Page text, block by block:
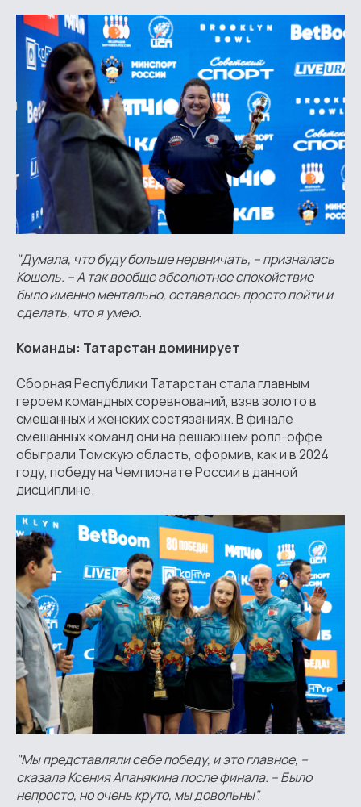
"Думала, что буду больше нервничать, – призналась
Кошель. – А так вообще абсолютное спокойствие
было именно ментально, оставалось просто пойти и
сделать, что я умею.
Команды: Татарстан доминирует
Сборная Республики Татарстан стала главным
героем командных соревнований, взяв золото в
смешанных и женских состязаниях. В финале
смешанных команд они на решающем ролл-оффе
обыграли Томскую область, оформив, как и в 2024
году, победу на Чемпионате России в данной
дисциплине.
"Мы представляли себе победу, и это главное, –
сказала Ксения Апанякина после финала. – Было
непросто, но очень круто, мы довольны".